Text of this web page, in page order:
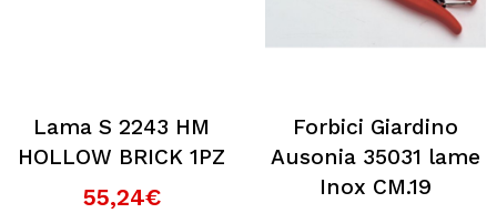
Lama S 2243 HM
HOLLOW BRICK 1PZ
55,24€
Forbici Giardino
Ausonia 35031 lame
Inox CM.19